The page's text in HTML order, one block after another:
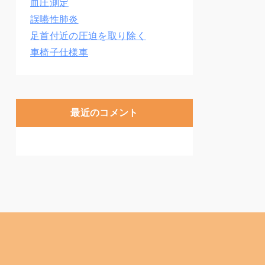
血圧測定
誤嚥性肺炎
足首付近の圧迫を取り除く
車椅子仕様車
最近のコメント